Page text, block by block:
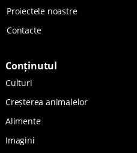
Proiectele noastre
Contacte
Conținutul
Culturi
Creșterea animalelor
Alimente
Imagini